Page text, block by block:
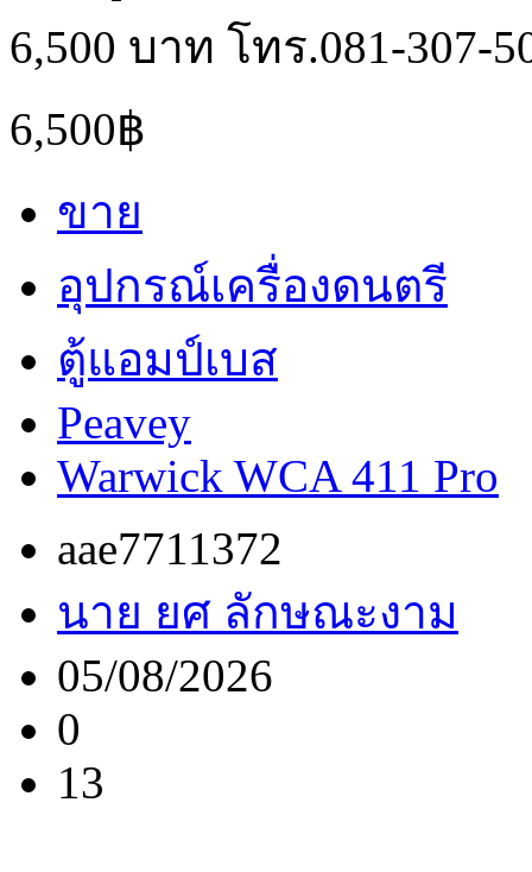
6,500 บาท โทร.081-307-
6,500฿
ขาย
อุปกรณ์เครื่องดนตรี
ตู้แอมป์เบส
Peavey
Warwick WCA 411 Pro
aae7711372
นาย ยศ ลักษณะงาม
05/08/2026
0
13